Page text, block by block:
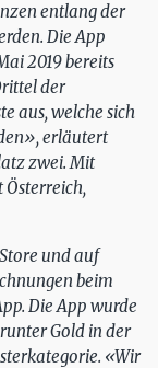
entlang der
Die App
2019 bereits
der
aus, welche sich
erläutert
zwei. Mit
und auf
beim
Die App wurde
Gold in der
«Wir